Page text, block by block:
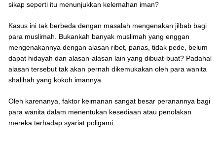
sikap seperti itu menunjukkan kelemahan iman?
Kasus ini tak berbeda dengan masalah mengenakan jilbab bagi
para muslimah. Bukankah banyak muslimah yang enggan
mengenakannya dengan alasan ribet, panas, tidak pede, belum
dapat hidayah dan alasan-alasan lain yang dibuat-buat? Padahal
alasan tersebut tak akan pernah dikemukakan oleh para wanita
shalihah yang kokoh imannya.
Oleh karenanya, faktor keimanan sangat besar peranannya bagi
para wanita dalam menentukan kesediaan atau penolakan
mereka terhadap syariat poligami.